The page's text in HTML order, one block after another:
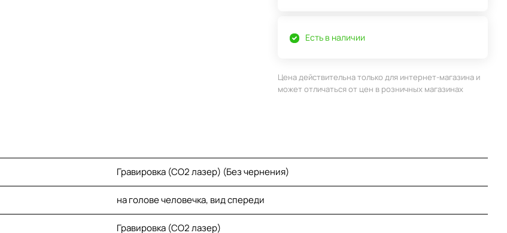
Есть в наличии
Цена действительна только для интернет-магазина и
может отличаться от цен в розничных магазинах
Гравировка (CO2 лазер) (Без чернения)
на голове человечка, вид спереди
Гравировка (CO2 лазер)